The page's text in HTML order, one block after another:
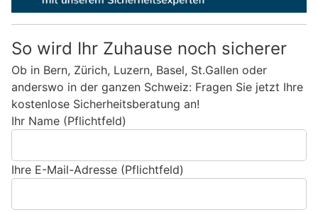
So wird Ihr Zuhause noch sicherer
Ob in Bern, Zürich, Luzern, Basel, St.Gallen oder
anderswo in der ganzen Schweiz: Fragen Sie jetzt Ihre
kostenlose Sicherheitsberatung an!
Ihr Name (Pflichtfeld)
Ihre E-Mail-Adresse (Pflichtfeld)